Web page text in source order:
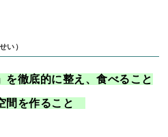
い）
徹底的に整え、食べること
間を作ること